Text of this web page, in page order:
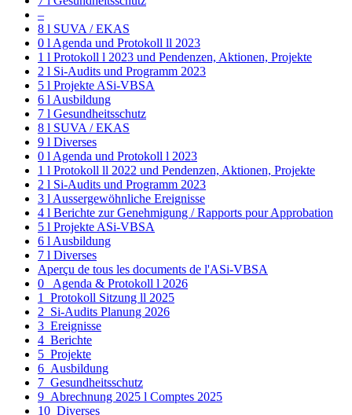
–
8 l SUVA / EKAS
0 l Agenda und Protokoll ll 2023
1 l Protokoll l 2023 und Pendenzen, Aktionen, Projekte
2 l Si-Audits und Programm 2023
5 l Projekte ASi-VBSA
6 l Ausbildung
7 l Gesundheitsschutz
8 l SUVA / EKAS
9 l Diverses
0 l Agenda und Protokoll l 2023
1 l Protokoll ll 2022 und Pendenzen, Aktionen, Projekte
2 l Si-Audits und Programm 2023
3 l Aussergewöhnliche Ereignisse
4 l Berichte zur Genehmigung / Rapports pour Approbation
5 l Projekte ASi-VBSA
6 l Ausbildung
7 l Diverses
Aperçu de tous les documents de l'ASi-VBSA
0_ Agenda & Protokoll l 2026
1_Protokoll Sitzung ll 2025
2_Si-Audits Planung 2026
3_Ereignisse
4_Berichte
5_Projekte
6_Ausbildung
7_Gesundheitsschutz
9_Abrechnung 2025 l Comptes 2025
10_Diverses